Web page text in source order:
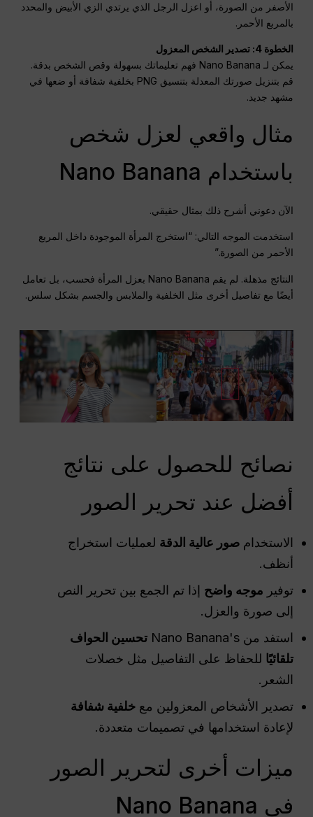
الأصفر من الصورة، أو اعزل الرجل الذي يرتدي الزي الأبيض والمحدد
بالمربع الأحمر.
الخطوة 4: تصدير الشخص المعزول
يمكن لـ Nano Banana فهم تعليماتك بسهولة وقص الشخص بدقة.
قم بتنزيل صورتك المعدلة بتنسيق PNG بخلفية شفافة أو ضعها في
مشهد جديد.
مثال واقعي لعزل شخص
باستخدام Nano Banana
الآن دعوني أشرح ذلك بمثال حقيقي.
استخدمت الموجه التالي: “استخرج المرأة الموجودة داخل المربع
الأحمر من الصورة.”
النتائج مذهلة. لم يقم Nano Banana بعزل المرأة فحسب، بل تعامل
أيضًا مع تفاصيل أخرى مثل الخلفية والملابس والجسم بشكل سلس.
نصائح للحصول على نتائج
أفضل عند تحرير الصور
الاستخدامصور عالية الدقة لعمليات استخراج
أنظف.
توفير موجه واضح إذا تم الجمع بين تحرير النص
إلى صورة والعزل.
استفد من Nano Banana's
تحسين الحواف
تلقائيًا للحفاظ على التفاصيل مثل خصلات
الشعر.
تصدير الأشخاص المعزولين معخلفية شفافة
لإعادة استخدامها في تصميمات متعددة.
ميزات أخرى لتحرير الصور
في Nano Banana